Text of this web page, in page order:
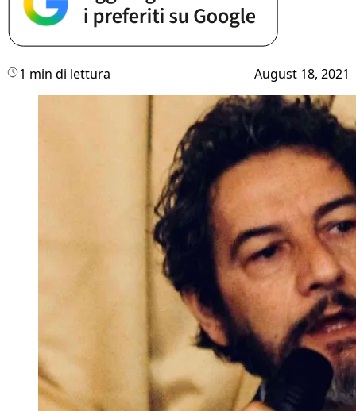
1 min di lettura August 18, 2021